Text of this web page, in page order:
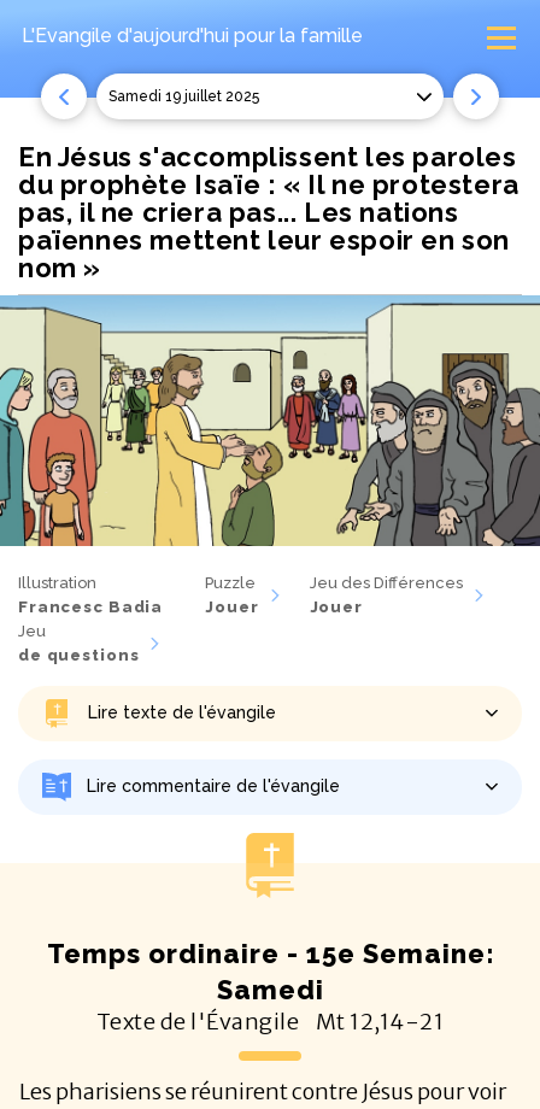
L'Evangile d'aujourd'hui pour la famille
samedi 19 juillet 2025
En Jésus s'accomplissent les paroles
du prophète Isaïe : « Il ne protestera
pas, il ne criera pas... Les nations
païennes mettent leur espoir en son
nom »
Illustration
Francesc Badia
Puzzle
Jouer
Jeu des Différences
Jouer
Jeu
de questions
Lire texte de l'évangile
Lire commentaire de l'évangile
Temps ordinaire - 15e Semaine:
Samedi
Texte de l'Évangile Mt 12,14-21
Les pharisiens se réunirent contre Jésus pour voir